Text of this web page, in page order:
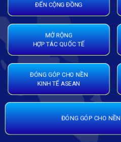
ĐẾN CỘNG ĐỒNG
MỞ RỘNG
HỢP TÁC QUỐC TẾ
ĐÓNG GÓP CHO NỀN
KINH TẾ ASEAN
ĐÓNG GÓP CHO